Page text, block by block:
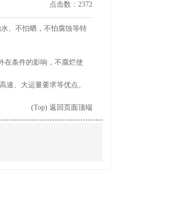
点击数：2372
、不怕晒，不怕腐蚀等特
条件的影响，不腐烂使
、大运量要求等优点。
(Top) 返回页面顶端